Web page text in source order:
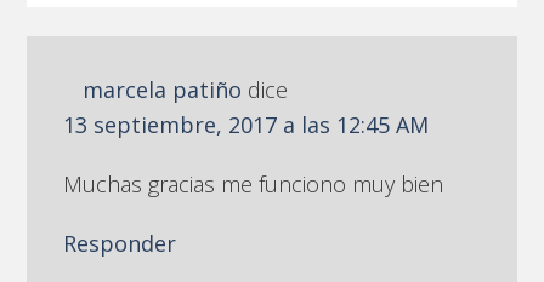
marcela patiño dice
13 septiembre, 2017 a las 12:45 AM
Muchas gracias me funciono muy bien
Responder